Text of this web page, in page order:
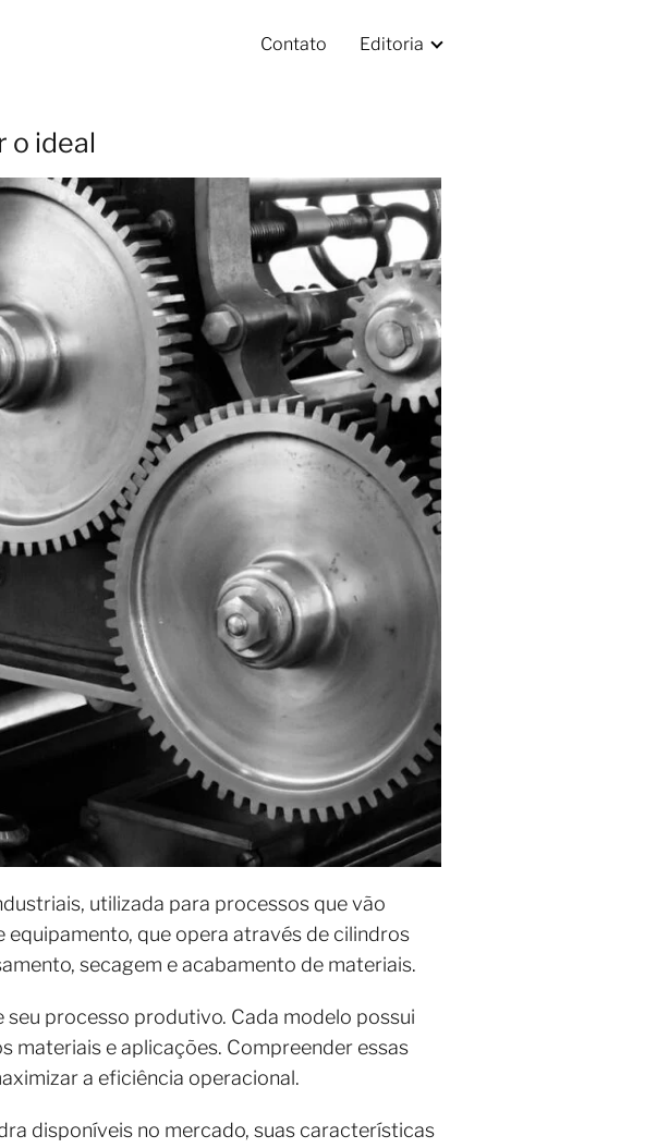
Contato Editoria
o ideal
utilizada para processos que vão
que opera através de cilindros
secagem e acabamento de materiais.
processo produtivo. Cada modelo possui
materiais e aplicações. Compreender essas
a eficiência operacional.
disponíveis no mercado, suas características